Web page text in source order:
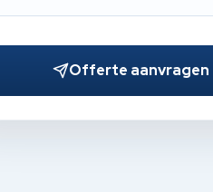
Offerte aanvragen